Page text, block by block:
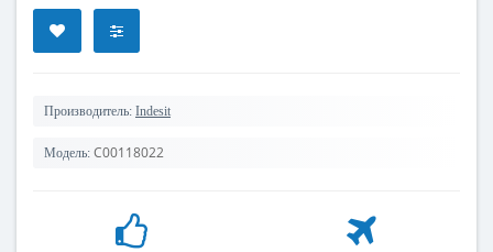
Производитель: Indesit
Модель: C00118022